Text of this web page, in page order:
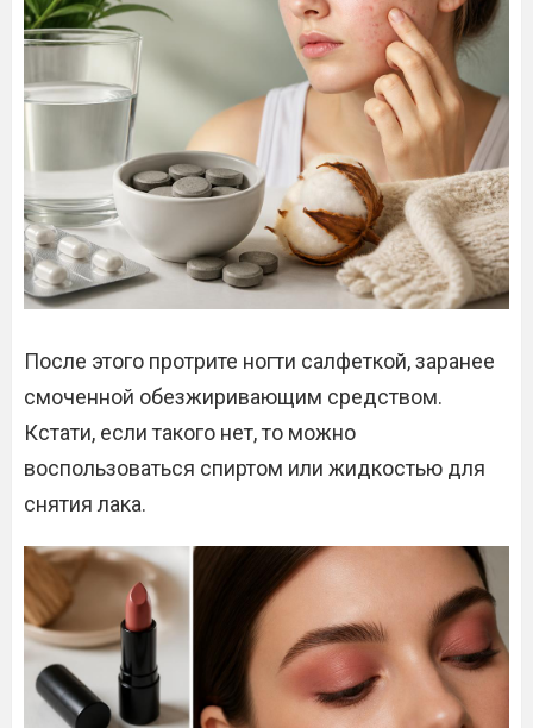
После этого протрите ногти салфеткой, заранее
смоченной обезжиривающим средством.
Кстати, если такого нет, то можно
воспользоваться спиртом или жидкостью для
снятия лака.